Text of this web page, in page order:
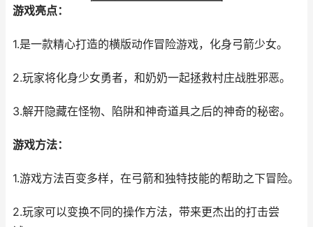
游戏亮点：
1.是一款精心打造的横版动作冒险游戏，化身弓箭少女。
2.玩家将化身少女勇者，和奶奶一起拯救村庄战胜邪恶。
3.解开隐藏在怪物、陷阱和神奇道具之后的神奇的秘密。
游戏方法：
1.游戏方法百变多样，在弓箭和独特技能的帮助之下冒险。
2.玩家可以变换不同的操作方法，带来更杰出的打击尝